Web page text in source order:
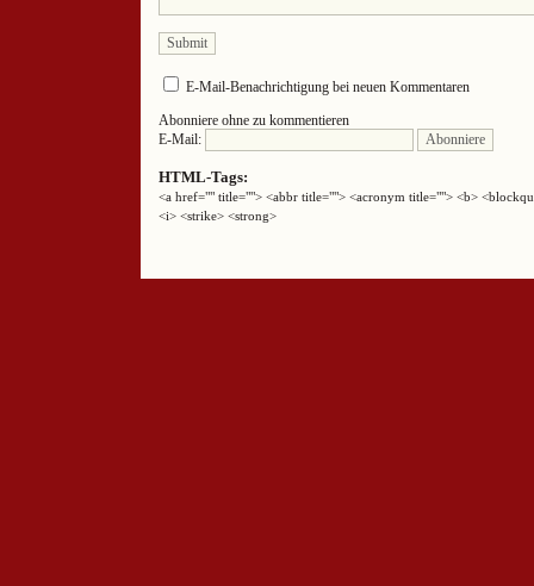
E-Mail-Benachrichtigung bei neuen Kommentaren
Abonniere ohne zu kommentieren
E-Mail:
HTML-Tags:
<a href="" title=""> <abbr title=""> <acronym title=""> <b>
<i> <strike> <strong>